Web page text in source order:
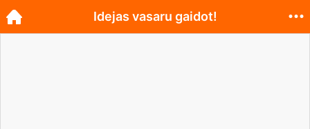
Idejas vasaru gaidot!